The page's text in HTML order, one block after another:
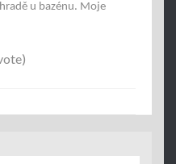
u bazénu. Moje